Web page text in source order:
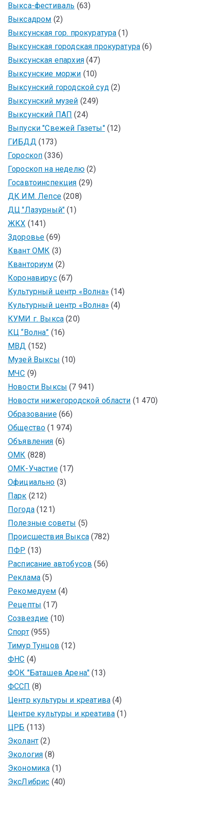
Выкса-фестиваль (63)
Выксадром (2)
Выксунская гор. прокуратура (1)
Выксунская городская прокуратура (6)
Выксунская епархия(47)
Выксунские моржи (10)
Выксунский городской суд (2)
Выксунский музей (249)
Выксунский ПАП (24)
Выпуски "Свежей Газеты"(12)
ГИБДД (173)
Гороскоп (336)
Гороскоп на неделю(2)
Госавтоинспекция (29)
ДК ИМ. Лепсе(208)
ДЦ "Лазурный" (1)
ЖКХ (141)
Здоровье (69)
Квант ОМК (3)
Кванториум (2)
Коронавирус(67)
Культурный центр «Волна» (14)
Культурный центр «Волна» (4)
КУМИ г. Выкса (20)
КЦ “Волна” (16)
МВД (152)
Музей Выксы (10)
МЧС (9)
Новости Выксы (7 941)
Новости нижегородской области (1 470)
Образование(66)
Общество (1 974)
Объявления (6)
ОМК (828)
ОМК-Участие(17)
Официально (3)
Парк (212)
Погода(121)
Полезные советы (5)
Происшествия Выкса(782)
ПФР (13)
Расписание автобусов (56)
Реклама (5)
Рекомедуем (4)
Рецепты (17)
Созвездие (10)
Спорт(955)
Тимур Тунцов (12)
ФНС (4)
ФОК "Баташев Арена" (13)
ФССП (8)
Центр культуры и креатива (4)
Центре культуры и креатива (1)
ЦРБ (113)
Эколант (2)
Экология (8)
Экономика (1)
ЭксЛибрис (40)